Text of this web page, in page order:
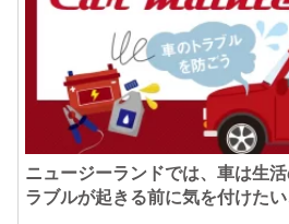
ニュージーランドでは、車は生
ラブルが起きる前に気を付けたい